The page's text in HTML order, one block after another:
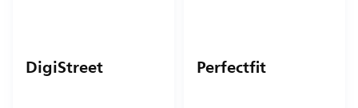
DigiStreet Perfectfit